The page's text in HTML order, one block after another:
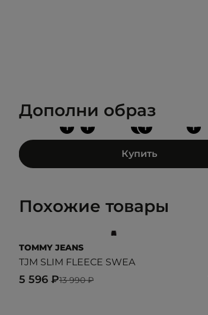
Дополни образ
+
+
+ +
+
Купить
Похожие товары
TOMMY JEANS
TJM SLIM FLEECE SWEA
13 990 ₽
5 596 ₽